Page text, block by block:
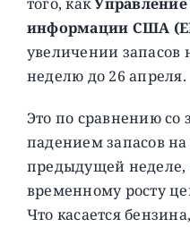
информации США
увеличении запасов
неделю до 26 апреля.
Это по сравнению со
падением запасов
предыдущей неделе,
временному росту
Что касается